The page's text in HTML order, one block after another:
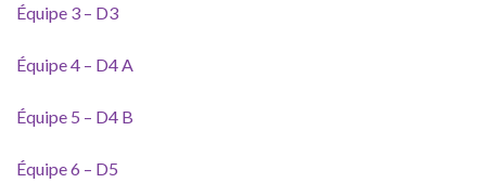
Équipe 3 – D3
Équipe 4 – D4 A
Équipe 5 – D4 B
Équipe 6 – D5